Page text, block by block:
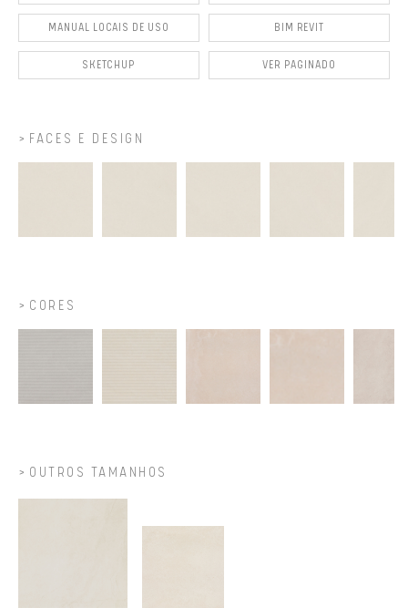
MANUAL LOCAIS DE USO BIM REVIT
SKETCHUP VER PAGINADO
FACES E DESIGN
CORES
OUTROS TAMANHOS